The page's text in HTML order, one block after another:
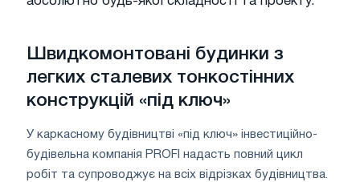
Швидкомонтовані будинки з
легких сталевих тонкостінних
конструкцій «під ключ»
У каркасному будівництві «під ключ» інвестиційно-
будівельна компанія PROFI надасть повний цикл
робіт та супроводжує на всіх відрізках будівництва.